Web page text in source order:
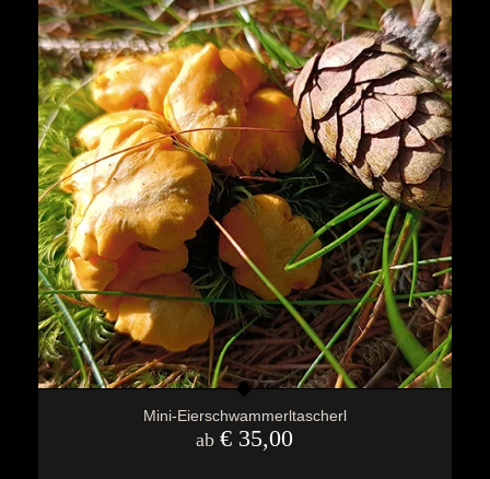
Mini-Eierschwammerltascherl
ab€ 35,00